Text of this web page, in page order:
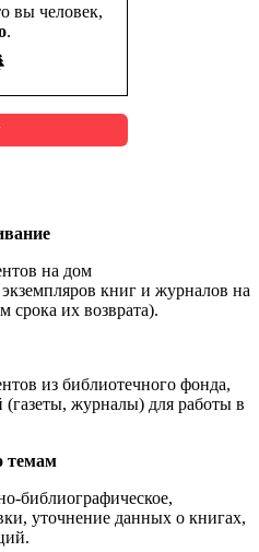
вы человек,
.
на дом
книг и журналов на
срока их возврата).
из библиотечного фонда,
(газеты, журналы) для работы в
темам
библиографическое,
уточнение данных о книгах,